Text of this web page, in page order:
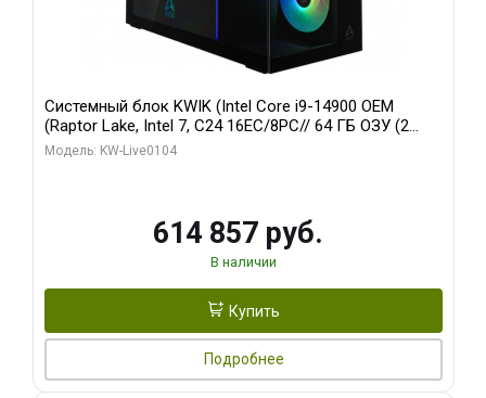
Системный блок KWIK (Intel Core i9-14900 OEM
(Raptor Lake, Intel 7, C24 16EC/8PC// 64 ГБ ОЗУ (2
модуля)/ Afox RTX4090 24GB GDDR6X 384-Bit 3xDP
Модель: KW-Live0104
614 857 руб.
В наличии
Купить
Подробнее